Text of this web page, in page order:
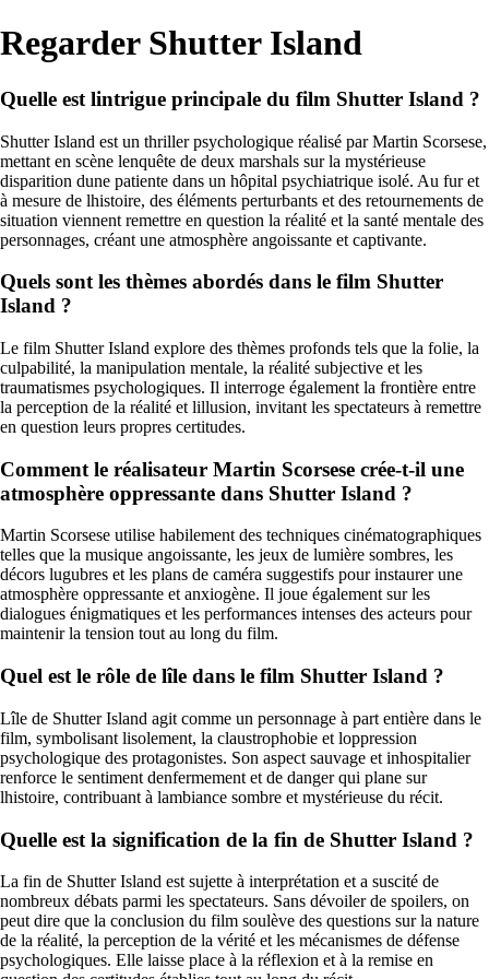
Regarder Shutter Island
Quelle est lintrigue principale du film Shutter Island ?
Shutter Island est un thriller psychologique réalisé par Martin Scorsese,
mettant en scène lenquête de deux marshals sur la mystérieuse
disparition dune patiente dans un hôpital psychiatrique isolé. Au fur et
à mesure de lhistoire, des éléments perturbants et des retournements de
situation viennent remettre en question la réalité et la santé mentale des
personnages, créant une atmosphère angoissante et captivante.
Quels sont les thèmes abordés dans le film Shutter
Island ?
Le film Shutter Island explore des thèmes profonds tels que la folie, la
culpabilité, la manipulation mentale, la réalité subjective et les
traumatismes psychologiques. Il interroge également la frontière entre
la perception de la réalité et lillusion, invitant les spectateurs à remettre
en question leurs propres certitudes.
Comment le réalisateur Martin Scorsese crée-t-il une
atmosphère oppressante dans Shutter Island ?
Martin Scorsese utilise habilement des techniques cinématographiques
telles que la musique angoissante, les jeux de lumière sombres, les
décors lugubres et les plans de caméra suggestifs pour instaurer une
atmosphère oppressante et anxiogène. Il joue également sur les
dialogues énigmatiques et les performances intenses des acteurs pour
maintenir la tension tout au long du film.
Quel est le rôle de lîle dans le film Shutter Island ?
Lîle de Shutter Island agit comme un personnage à part entière dans le
film, symbolisant lisolement, la claustrophobie et loppression
psychologique des protagonistes. Son aspect sauvage et inhospitalier
renforce le sentiment denfermement et de danger qui plane sur
lhistoire, contribuant à lambiance sombre et mystérieuse du récit.
Quelle est la signification de la fin de Shutter Island ?
La fin de Shutter Island est sujette à interprétation et a suscité de
nombreux débats parmi les spectateurs. Sans dévoiler de spoilers, on
peut dire que la conclusion du film soulève des questions sur la nature
de la réalité, la perception de la vérité et les mécanismes de défense
psychologiques. Elle laisse place à la réflexion et à la remise en